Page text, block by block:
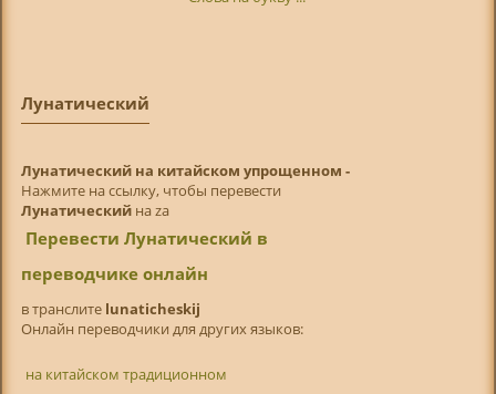
Лунатический
Лунатический на китайском упрощенном -
Нажмите на ссылку, чтобы перевести
Лунатическийна za
Перевести Лунатический в
переводчике онлайн
в транслитe lunaticheskij
Онлайн переводчики для других языков:
на китайском традиционном